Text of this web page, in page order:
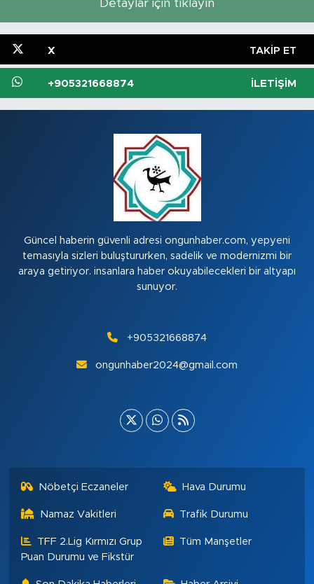
Detaylar için tıklayın
X TAKIP ET
+905321668874 İLETIŞIM
Güncel haberin güvenli adresi ongunhaber.com, yepyeni
temasıyla sizleri buluştururken, sadelik ve modernizmi bir
araya getiriyor. insanlara haber okuyabilecekleri bir altyapı
sunuyor.
+905321668874
ongunhaber2024@gmail.com
Nöbetçi Eczaneler Hava Durumu
Namaz Vakitleri Trafik Durumu
TFF 2.Lig Kırmızı Grup
Puan Durumu ve Fikstür
Tüm Manşetler